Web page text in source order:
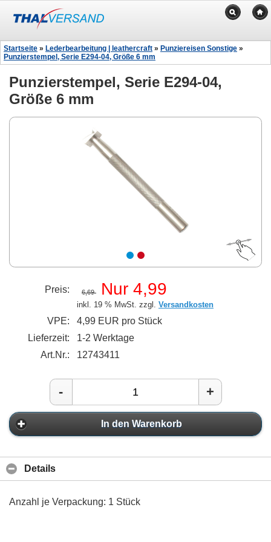
Startseite » Lederbearbeitung | leathercraft » Punziereisen Sonstige »
Punzierstempel, Serie E294-04, Größe 6 mm
Punzierstempel, Serie E294-04,
Größe 6 mm
Preis: 6,69 Nur 4,99
inkl. 19 % MwSt. zzgl. Versandkosten
VPE:
4,99 EUR pro Stück
Lieferzeit:
1-2 Werktage
Art.Nr.:
12743411
- +
In den Warenkorb
Details
Anzahl je Verpackung: 1 Stück